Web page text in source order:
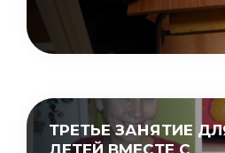
ТРЕТЬЕ ЗАНЯТИЕ
ДЕТЕЙ ВМЕСТЕ С